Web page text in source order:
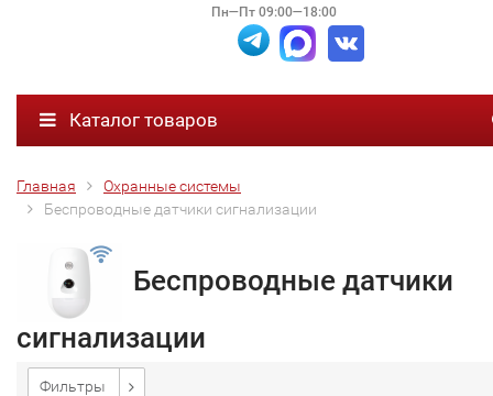
Пн—Пт 09:00—18:00
Каталог товаров
Главная
Охранные системы
Беспроводные датчики сигнализации
Беспроводные датчики
сигнализации
Фильтры